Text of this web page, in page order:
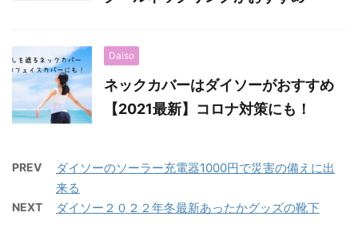
Daiso
ネックカバーはダイソーがおすすめ
【2021最新】コロナ対策にも！
PREV
ダイソーのソーラー充電器1000円で災害の備えに出
来る
NEXT ダイソー２０２２年冬最新あったかグッズの靴下